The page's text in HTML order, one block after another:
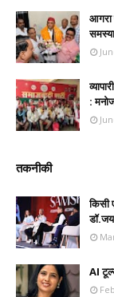
आगरा
:
तकनीकी
किसी
AI